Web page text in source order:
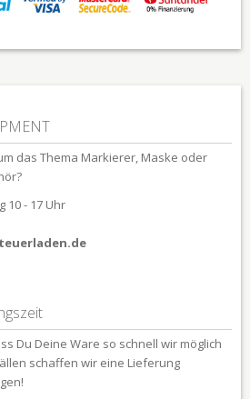
das Thema Markierer, Maske oder
10 - 17 Uhr
Du Deine Ware so schnell wir möglich
schaffen wir eine Lieferung